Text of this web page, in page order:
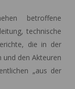
betroffene
technische
die in der
und den Akteuren
„aus der